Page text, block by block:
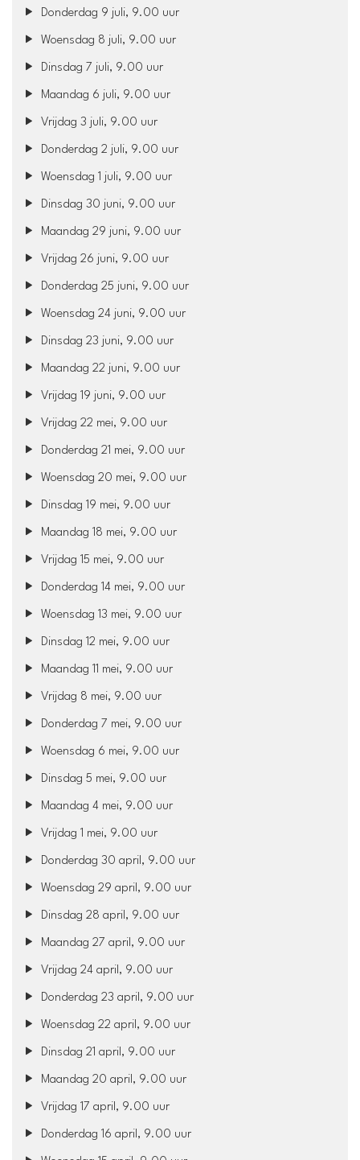
Donderdag 9 juli, 9.00 uur
Woensdag 8 juli, 9.00 uur
Dinsdag 7 juli, 9.00 uur
Maandag 6 juli, 9.00 uur
Vrijdag 3 juli, 9.00 uur
Donderdag 2 juli, 9.00 uur
Woensdag 1 juli, 9.00 uur
Dinsdag 30 juni, 9.00 uur
Maandag 29 juni, 9.00 uur
Vrijdag 26 juni, 9.00 uur
Donderdag 25 juni, 9.00 uur
Woensdag 24 juni, 9.00 uur
Dinsdag 23 juni, 9.00 uur
Maandag 22 juni, 9.00 uur
Vrijdag 19 juni, 9.00 uur
Vrijdag 22 mei, 9.00 uur
Donderdag 21 mei, 9.00 uur
Woensdag 20 mei, 9.00 uur
Dinsdag 19 mei, 9.00 uur
Maandag 18 mei, 9.00 uur
Vrijdag 15 mei, 9.00 uur
Donderdag 14 mei, 9.00 uur
Woensdag 13 mei, 9.00 uur
Dinsdag 12 mei, 9.00 uur
Maandag 11 mei, 9.00 uur
Vrijdag 8 mei, 9.00 uur
Donderdag 7 mei, 9.00 uur
Woensdag 6 mei, 9.00 uur
Dinsdag 5 mei, 9.00 uur
Maandag 4 mei, 9.00 uur
Vrijdag 1 mei, 9.00 uur
Donderdag 30 april, 9.00 uur
Woensdag 29 april, 9.00 uur
Dinsdag 28 april, 9.00 uur
Maandag 27 april, 9.00 uur
Vrijdag 24 april, 9.00 uur
Donderdag 23 april, 9.00 uur
Woensdag 22 april, 9.00 uur
Dinsdag 21 april, 9.00 uur
Maandag 20 april, 9.00 uur
Vrijdag 17 april, 9.00 uur
Donderdag 16 april, 9.00 uur